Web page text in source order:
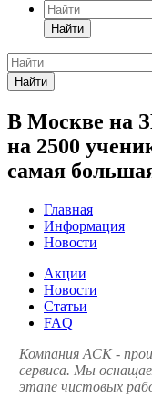
Найти
Найти
В Москве на
на 2500
самая
Главная
Информация
Новости
Акции
Новости
Статьи
FAQ
Компания АСК -
сервиса. Мы
этапе чистовых